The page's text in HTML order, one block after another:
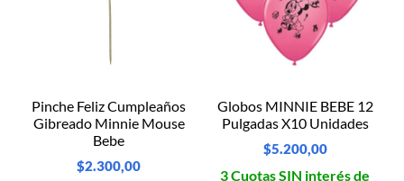
Pinche Feliz Cumpleaños
Gibreado Minnie Mouse
Bebe
$2.300,00
Globos MINNIE BEBE 12
Pulgadas X10 Unidades
$5.200,00
3 Cuotas SIN interés de